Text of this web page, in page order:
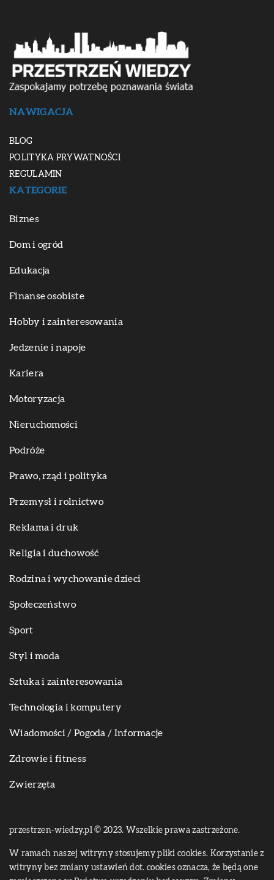
NAWIGACJA
BLOG
POLITYKA PRYWATNOŚCI
REGULAMIN
KATEGORIE
Biznes
Dom i ogród
Edukacja
Finanse osobiste
Hobby i zainteresowania
Jedzenie i napoje
Kariera
Motoryzacja
Nieruchomości
Podróże
Prawo, rząd i polityka
Przemysł i rolnictwo
Reklama i druk
Religia i duchowość
Rodzina i wychowanie dzieci
Społeczeństwo
Sport
Styl i moda
Sztuka i zainteresowania
Technologia i komputery
Wiadomości / Pogoda / Informacje
Zdrowie i fitness
Zwierzęta
przestrzen-wiedzy.pl © 2023. Wszelkie prawa zastrzeżone.
W ramach naszej witryny stosujemy pliki cookies. Korzystanie z
witryny bez zmiany ustawień dot. cookies oznacza, że będą one